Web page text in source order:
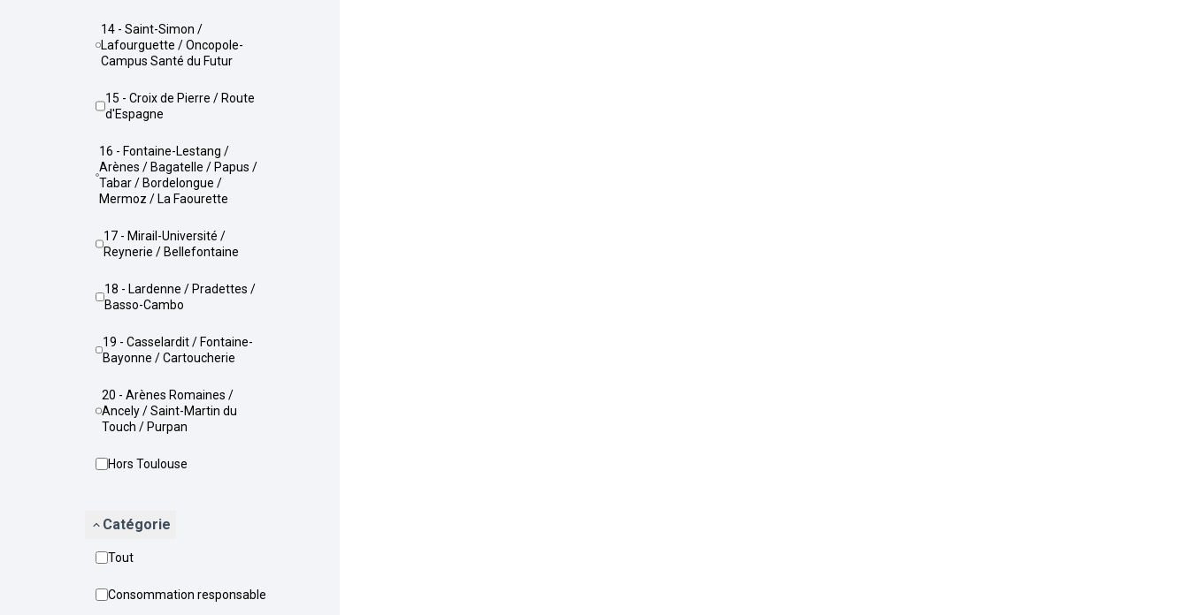
14 - Saint-Simon /
Lafourguette / Oncopole-
Campus Santé du Futur
15 - Croix de Pierre / Route
d'Espagne
16 - Fontaine-Lestang /
Arènes / Bagatelle / Papus /
Tabar / Bordelongue /
Mermoz / La Faourette
17 - Mirail-Université /
Reynerie / Bellefontaine
18 - Lardenne / Pradettes /
Basso-Cambo
19 - Casselardit / Fontaine-
Bayonne / Cartoucherie
20 - Arènes Romaines /
Ancely / Saint-Martin du
Touch / Purpan
Hors Toulouse
Catégorie
Tout
Consommation responsable